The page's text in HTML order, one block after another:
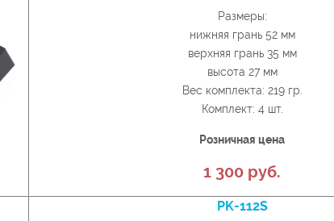
Размеры:
нижняя грань 52 мм
верхняя грань 35 мм
высота 27 мм
Вес комплекта: 219 гр.
Комплект: 4 шт.
Розничная цена
1 300 руб.
PK-112S